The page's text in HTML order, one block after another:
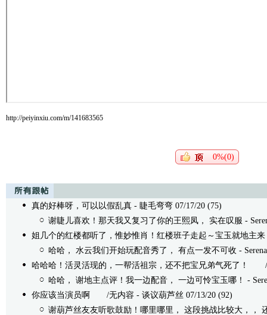
http://peiyinxiu.com/m/141683565
0%(0)
真的好棒呀，可以以假乱真 - 睫毛弯弯 07/17/20 (75)
谢睫儿喜欢！那天我又复习了你的王熙凤， 实在叹服 -
姐几个的红楼都听了，惟妙惟肖！红楼班子走起～宝玉就地主来
哈哈， 水云我们开始玩配音秀了， 有点一发不可收 -
哈哈哈！活灵活现的，一帮活祖宗，还不把宝兄弟气死了！
/无
哈哈， 谢地主点评！我一边配音， 一边可怜宝玉哪！
-
你应该当演员啊
/无内容 - 谈议葫芦丝 07/13/20 (92)
谢葫芦丝友友听歌鼓励！哪里哪里， 这段挑战比较大，，